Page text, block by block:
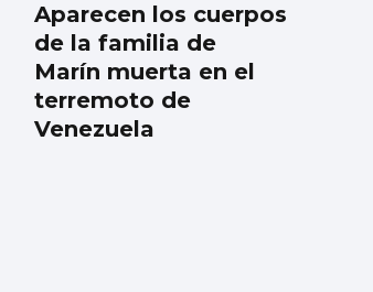
Aparecen los cuerpos
de la familia de
Marín muerta en el
terremoto de
Venezuela